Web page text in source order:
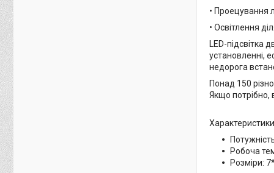
• Проецування
• Освітлення
LED-підсвітка
установленні,
недорога
Понад 150
Якщо потрібно,
Робоча
Розміри: